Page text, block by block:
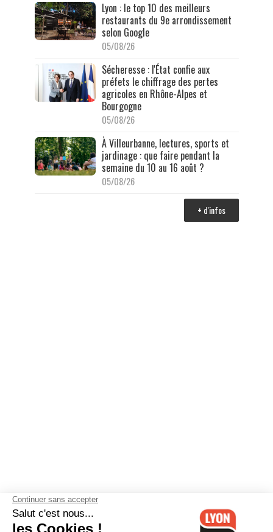
Lyon : le top 10 des meilleurs
restaurants du 9e arrondissement
selon Google
05/08/26
Sécheresse : l'État confie aux
préfets le chiffrage des pertes
agricoles en Rhône-Alpes et
Bourgogne
05/08/26
À Villeurbanne, lectures, sports et
jardinage : que faire pendant la
semaine du 10 au 16 août ?
05/08/26
+ d'infos